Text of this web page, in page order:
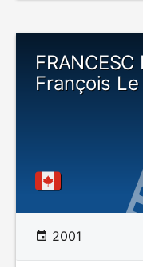
François
2001